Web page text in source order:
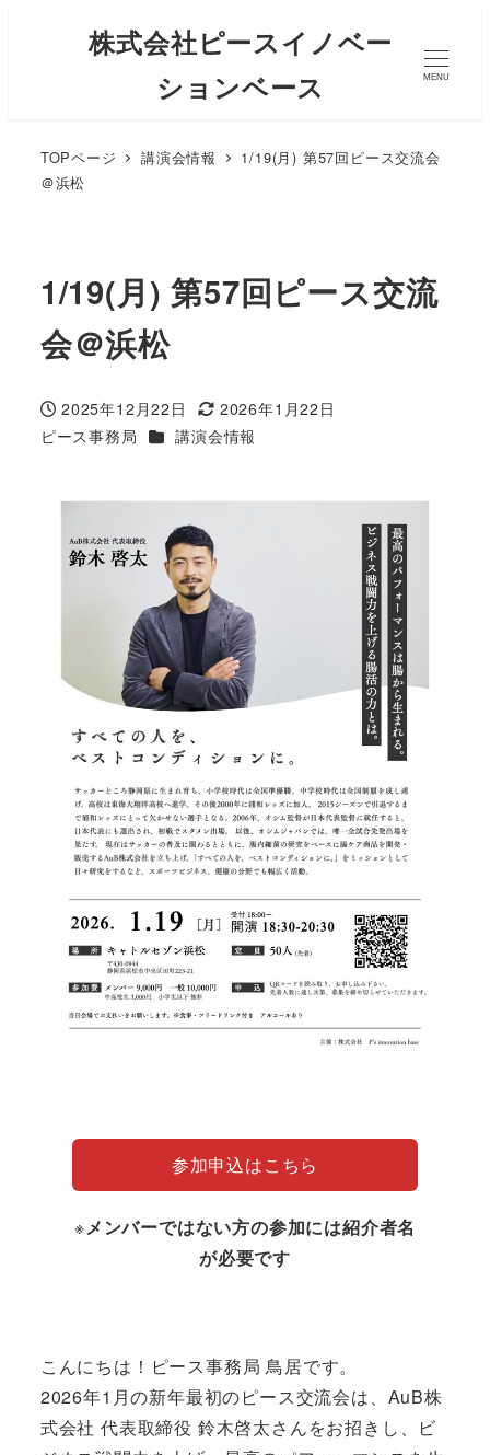
株式会社ピースイノベー
ションベース
MENU
TOPページ 講演会情報
1/19(月) 第57回ピース交流会
＠浜松
1/19(月) 第57回ピース交流
会＠浜松
投稿日
2025年12月22日
更新日
2026年1月22日
著
ピース事務局 カテゴリー
講演会情報
参加申込はこちら
※メンバーではない方の参加には紹介者名
が必要です
こんにちは！ピース事務局 鳥居です。
2026年1月の新年最初のピース交流会は、AuB株
式会社 代表取締役 鈴木啓太さんをお招きし、ビ